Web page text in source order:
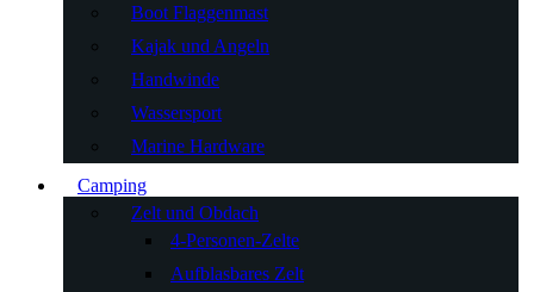
Boot Flaggenmast
Kajak und Angeln
Handwinde
Wassersport
Marine Hardware
Camping
Zelt und Obdach
4-Personen-Zelte
Aufblasbares Zelt